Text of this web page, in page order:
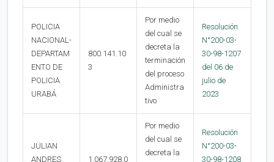
POLICIA
NACIONAL-
DEPARTAM
ENTO DE
POLICIA
URABÁ
800.141.10
3
Por medio
del cual se
decreta la
terminación
del proceso
Administra
tivo
Resolución
N°200-03-
30-98-1207
del 06 de
julio de
2023
JULIAN
ANDRES
1.067.928.0
Por medio
del cual se
decreta la
Resolución
N°200-03-
30-98-1208